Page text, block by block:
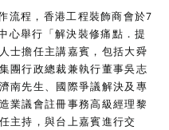
流程，香港工程裝飾商會於7
心舉行「解決裝修痛點．提
士擔任主講嘉賓，包括大舜
團行政總裁兼執行董事吳志
南先生、國際爭議解決及專
業議會註冊事務高級經理黎
主持，與台上嘉賓進行交